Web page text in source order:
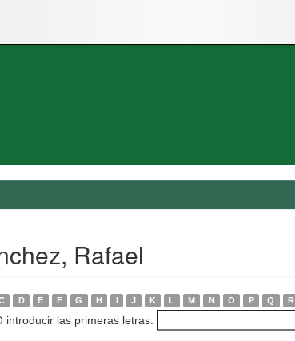
Rafael
D E F G H I J K L M N O P Q R
introducir las primeras letras: